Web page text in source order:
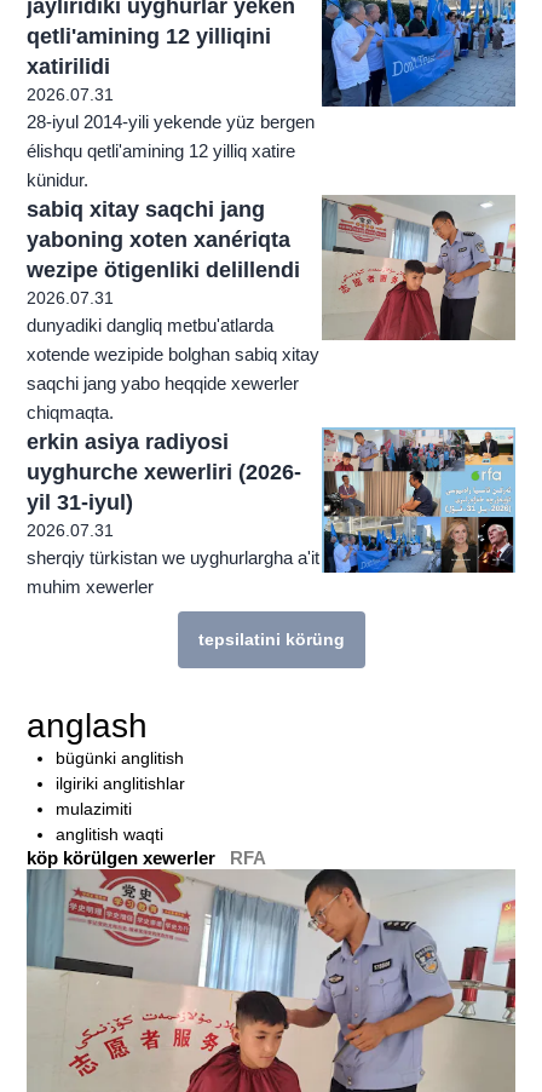
jayliridiki uyghurlar yeken
qetli'amining 12 yilliqini
xatirilidi
2026.07.31
28-iyul 2014-yili yekende yüz bergen
élishqu qetli'amining 12 yilliq xatire
künidur.
sabiq xitay saqchi jang
yaboning xoten xanériqta
wezipe ötigenliki delillendi
2026.07.31
dunyadiki dangliq metbu'atlarda
xotende wezipide bolghan sabiq xitay
saqchi jang yabo heqqide xewerler
chiqmaqta.
erkin asiya radiyosi
uyghurche xewerliri (2026-
yil 31-iyul)
2026.07.31
sherqiy türkistan we uyghurlargha a'it
muhim xewerler
bu témigha munasiwetlik téximu köp
tepsilatini körüng
anglash
bügünki anglitish
ilgiriki anglitishlar
mulazimiti
anglitish waqti
köp körülgen xewerler RFA